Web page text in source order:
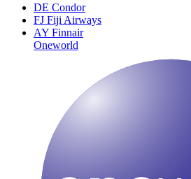
DE Condor
FJ Fiji Airways
AY Finnair
Oneworld